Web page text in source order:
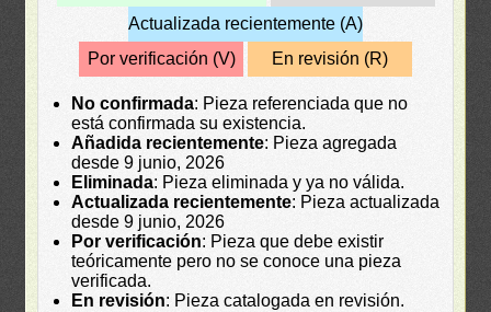
Actualizada recientemente (A)
Por verificación (V)
En revisión (R)
No confirmada: Pieza referenciada que no
está confirmada su existencia.
Añadida recientemente: Pieza agregada
desde 9 junio, 2026
Eliminada: Pieza eliminada y ya no válida.
Actualizada recientemente: Pieza actualizada
desde 9 junio, 2026
Por verificación: Pieza que debe existir
teóricamente pero no se conoce una pieza
verificada.
En revisión: Pieza catalogada en revisión.